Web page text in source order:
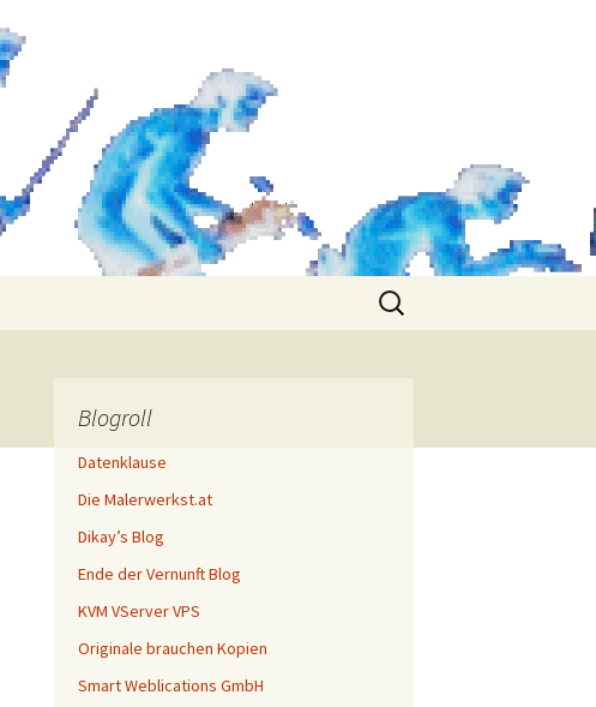
Search
for:
Blogroll
Datenklause
Die Malerwerkst.at
Dikay’s Blog
Ende der Vernunft Blog
KVM VServer VPS
Originale brauchen Kopien
Smart Weblications GmbH